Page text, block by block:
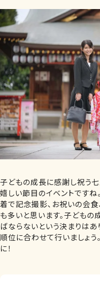
子どもの成長に感謝し祝う
嬉しい節目のイベントですね
着で記念撮影、お祝いの会
も多いと思います。子ども
ばならないという決まりはあ
順位に合わせて行いましょう
に！